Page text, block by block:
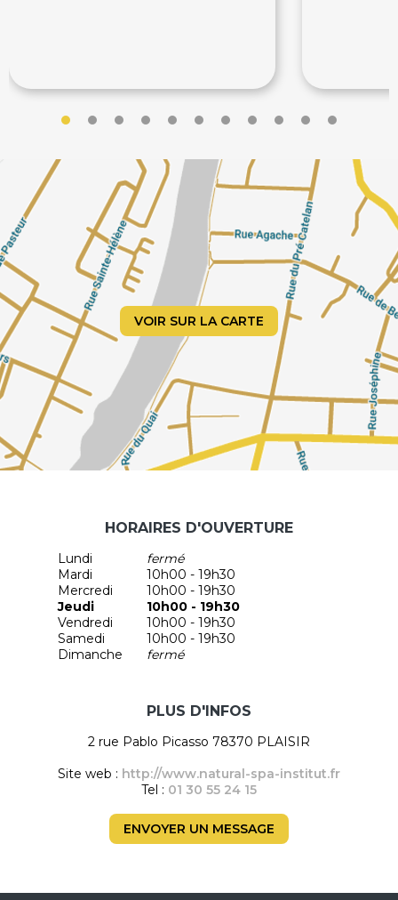
VOIR SUR LA CARTE
HORAIRES D'OUVERTURE
Lundi
fermé
Mardi
10h00 - 19h30
Mercredi
10h00 - 19h30
Jeudi
10h00 - 19h30
Vendredi
10h00 - 19h30
Samedi
10h00 - 19h30
Dimanche
fermé
PLUS D'INFOS
2 rue Pablo Picasso 78370 PLAISIR
Site web : http://www.natural-spa-institut.fr
Tel : 01 30 55 24 15
ENVOYER UN MESSAGE